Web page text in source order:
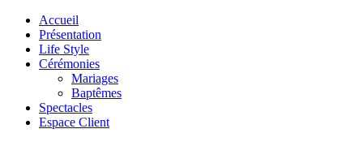
Accueil
Présentation
Life Style
Cérémonies
Mariages
Baptêmes
Spectacles
Espace Client